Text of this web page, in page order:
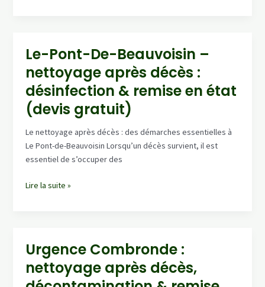
et
désinfection
professionnelle
–
devis
Le-Pont-De-Beauvoisin –
nettoyage après décès :
désinfection & remise en état
(devis gratuit)
Le nettoyage après décès : des démarches essentielles à
Le Pont-de-Beauvoisin Lorsqu’un décès survient, il est
essentiel de s’occuper des
Le-
nettoyage
après
décès
Lire la suite »
Urgence Combronde :
nettoyage après décès,